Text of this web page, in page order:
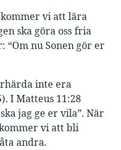
vi att lära
ska göra oss fria
“Om nu Sonen gör er
inte era
I Matteus 11:28
jag ge er vila”. När
vi att bli
andra.